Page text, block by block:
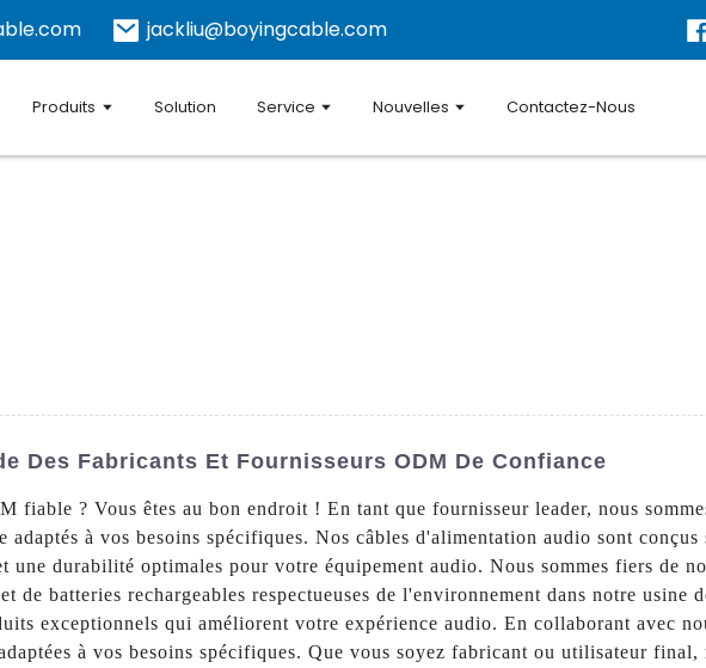
jackliu@boyingcable.com
Produits Solution Service Nouvelles Contactez-Nous
Des Fabricants Et Fournisseurs ODM De Confiance
fiable ? Vous êtes au bon endroit ! En tant que fournisseur leader, nous
à vos besoins spécifiques. Nos câbles d'alimentation audio sont conçus
une durabilité optimales pour votre équipement audio. Nous sommes fiers de
de batteries rechargeables respectueuses de l'environnement dans notre usine
exceptionnels qui améliorent votre expérience audio. En collaborant avec
à vos besoins spécifiques. Que vous soyez fabricant ou utilisateur final,